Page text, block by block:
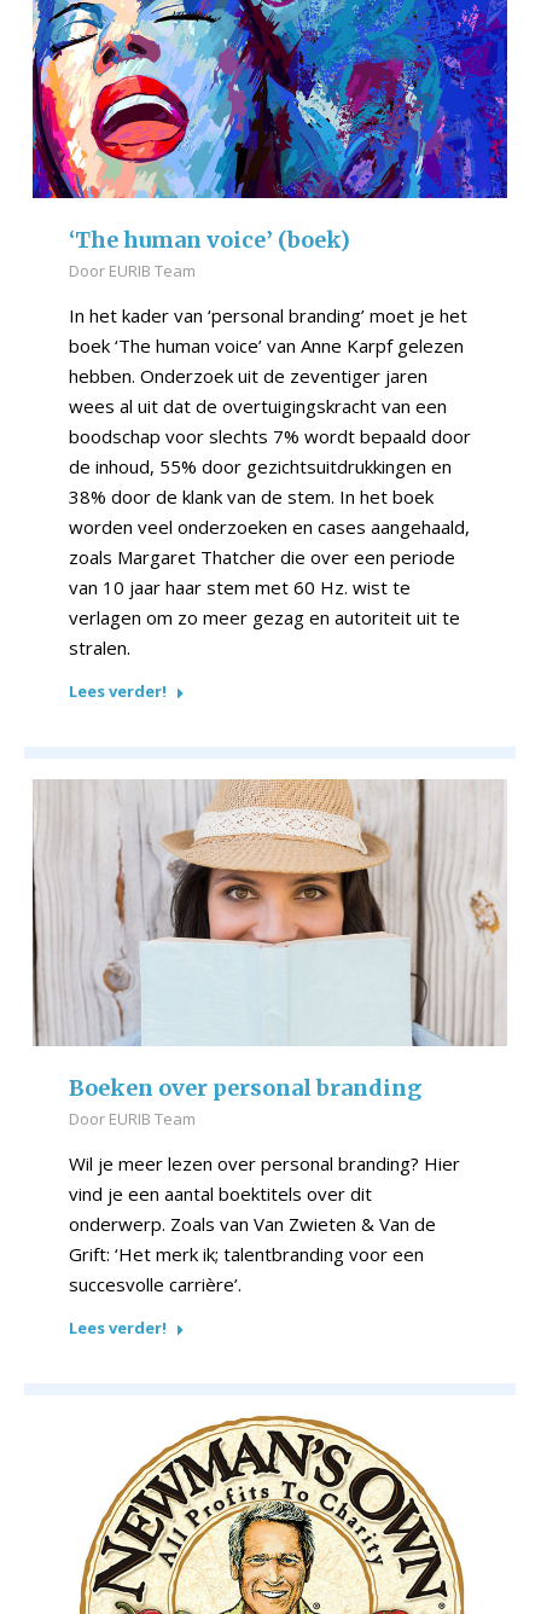
‘The human voice’ (boek)
Door EURIB Team
In het kader van ‘personal branding’ moet je het
boek ‘The human voice’ van Anne Karpf gelezen
hebben. Onderzoek uit de zeventiger jaren
wees al uit dat de overtuigingskracht van een
boodschap voor slechts 7% wordt bepaald door
de inhoud, 55% door gezichtsuitdrukkingen en
38% door de klank van de stem. In het boek
worden veel onderzoeken en cases aangehaald,
zoals Margaret Thatcher die over een periode
van 10 jaar haar stem met 60 Hz. wist te
verlagen om zo meer gezag en autoriteit uit te
stralen.
Lees verder!
Boeken over personal branding
Door EURIB Team
Wil je meer lezen over personal branding? Hier
vind je een aantal boektitels over dit
onderwerp. Zoals van Van Zwieten & Van de
Grift: ‘Het merk ik; talentbranding voor een
succesvolle carrière’.
Lees verder!